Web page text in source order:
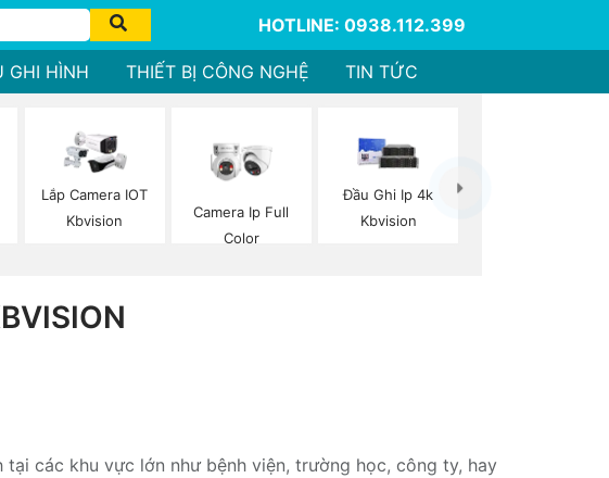
HOTLINE: 0938.112.399
GHI HÌNH THIẾT BỊ CÔNG NGHỆ TIN TỨC
Lắp Camera IOT
Kbvision
Camera Ip Full
Color
Đầu Ghi Ip 4k
Kbvision
tại các khu vực lớn như bệnh viện, trường học, công ty, hay